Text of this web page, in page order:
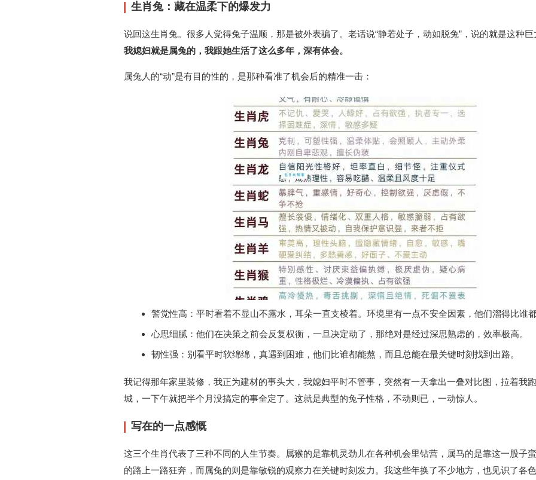
生肖兔：藏在温柔下的爆发力
说回这生肖兔。很多人觉得兔子温顺，那是被外表骗了。老话说“静若处子，动如脱兔”，说的就是这种巨
我媳妇就是属兔的，我跟她生活了这么多年，深有体会。
属兔人的“动”是有目的性的，是那种看准了机会后的精准一击：
警觉性高：平时看着不显山不露水，耳朵一直支棱着。环境里有一点不安全因素，他们溜得比谁都
心思细腻：他们在决策之前会反复权衡，一旦决定动了，那绝对是经过深思熟虑的，效率极高。
韧性强：别看平时软绵绵，真遇到困难，他们比谁都能熬，而且总能在最关键时刻找到出路。
我记得那年家里装修，我正为建材的事头大，我媳妇平时不管事，突然有一天拿出一叠对比图，拉着我
城，一下午就把半个月没搞定的事全定了。这就是典型的兔子性格，不动则已，一动惊人。
写在的一点感慨
这三个生肖代表了三种不同的人生节奏。属猴的是靠机灵劲儿在各种机会里钻营，属马的是靠这一股子
的路上一路狂奔，而属兔的则是靠敏锐的观察力在关键时刻发力。我这些年换了不少地方，也见识了各